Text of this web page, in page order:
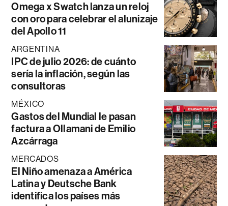
Omega x Swatch lanza un reloj
con oro para celebrar el alunizaje
del Apollo 11
ARGENTINA
IPC de julio 2026: de cuánto
sería la inflación, según las
consultoras
MÉXICO
Gastos del Mundial le pasan
factura a Ollamani de Emilio
Azcárraga
MERCADOS
El Niño amenaza a América
Latina y Deutsche Bank
identifica los países más